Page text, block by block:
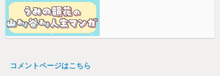
コメントページはこちら